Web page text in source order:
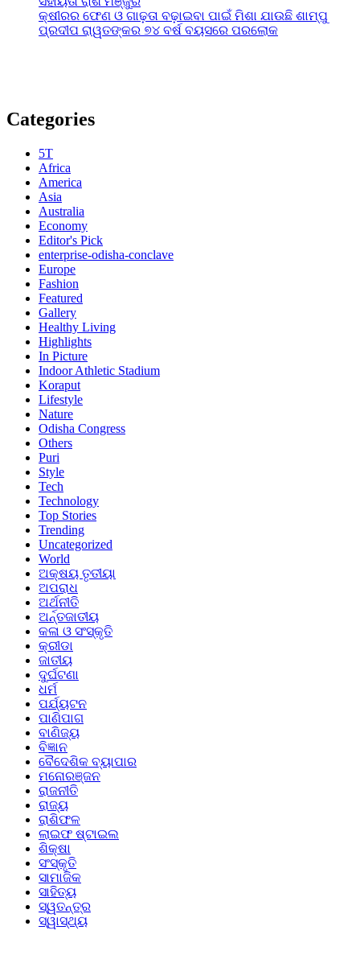
କ୍ଷୀରର ଫେଣ ଓ ଗାଢ଼ତା ବଢ଼ାଇବା ପାଇଁ ମିଶା ଯାଉଛି ଶାମ୍ପୁ
ପ୍ରଦୀପ ରାୱତଙ୍କର ୭୪ ବର୍ଷ ବୟସରେ ପରଲୋକ
Categories
5T
Africa
America
Asia
Australia
Economy
Editor's Pick
enterprise-odisha-conclave
Europe
Fashion
Featured
Gallery
Healthy Living
Highlights
In Picture
Indoor Athletic Stadium
Koraput
Lifestyle
Nature
Odisha Congress
Others
Puri
Style
Tech
Technology
Top Stories
Trending
Uncategorized
World
ଅକ୍ଷୟ ତୃତୀୟା
ଅପରାଧ
ଅର୍ଥନୀତି
ଅର୍ନ୍ତଜାତୀୟ
କଳା ଓ ସଂସ୍କୃତି
କ୍ରୀଡା
ଜାତୀୟ
ଦୁର୍ଘଟଣା
ଧର୍ମ
ପର୍ଯ୍ୟଟନ
ପାଣିପାଗ
ବାଣିଜ୍ୟ
ବିଜ୍ଞାନ
ବୈଦେଶିକ ବ୍ୟାପାର
ମନୋରଞ୍ଜନ
ରାଜନୀତି
ରାଜ୍ୟ
ରାଶିଫଳ
ଲାଇଫ ଷ୍ଟାଇଲ
ଶିକ୍ଷା
ସଂସ୍କୃତି
ସାମାଜିକ
ସାହିତ୍ୟ
ସ୍ୱତନ୍ତ୍ର
ସ୍ୱାସ୍ଥ୍ୟ